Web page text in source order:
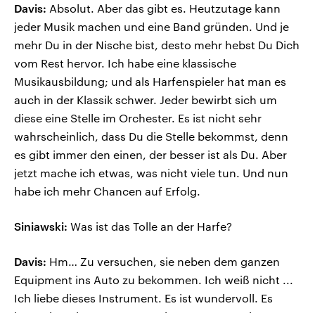
Davis: Absolut. Aber das gibt es. Heutzutage kann
jeder Musik machen und eine Band gründen. Und je
mehr Du in der Nische bist, desto mehr hebst Du Dich
vom Rest hervor. Ich habe eine klassische
Musikausbildung; und als Harfenspieler hat man es
auch in der Klassik schwer. Jeder bewirbt sich um
diese eine Stelle im Orchester. Es ist nicht sehr
wahrscheinlich, dass Du die Stelle bekommst, denn
es gibt immer den einen, der besser ist als Du. Aber
jetzt mache ich etwas, was nicht viele tun. Und nun
habe ich mehr Chancen auf Erfolg.
Siniawski: Was ist das Tolle an der Harfe?
Davis: Hm… Zu versuchen, sie neben dem ganzen
Equipment ins Auto zu bekommen. Ich weiß nicht ...
Ich liebe dieses Instrument. Es ist wundervoll. Es